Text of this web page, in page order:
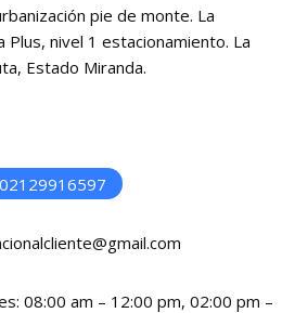
pie de monte. La
Plus, nivel 1 estacionamiento. La
Estado Miranda.
02129916597
08:00 am – 12:00 pm, 02:00 pm –